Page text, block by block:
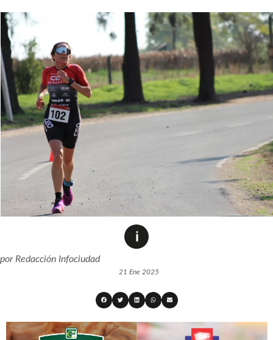
porRedacción Infociudad
21 Ene 2025